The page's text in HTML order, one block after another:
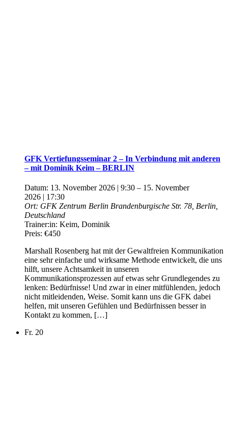
GFK Vertiefungsseminar 2 – In Verbindung mit anderen
– mit Dominik Keim – BERLIN
Datum: 13. November 2026 | 9:30 – 15. November
2026 | 17:30
Ort: GFK Zentrum Berlin Brandenburgische Str. 78, Berlin,
Deutschland
Trainer:in: Keim, Dominik
Preis: €450
Marshall Rosenberg hat mit der Gewaltfreien Kommunikation
eine sehr einfache und wirksame Methode entwickelt, die uns
hilft, unsere Achtsamkeit in unseren
Kommunikationsprozessen auf etwas sehr Grundlegendes zu
lenken: Bedürfnisse! Und zwar in einer mitfühlenden, jedoch
nicht mitleidenden, Weise. Somit kann uns die GFK dabei
helfen, mit unseren Gefühlen und Bedürfnissen besser in
Kontakt zu kommen, […]
Fr. 20